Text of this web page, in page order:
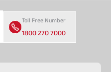
Toll Free Number
1800 270 7000